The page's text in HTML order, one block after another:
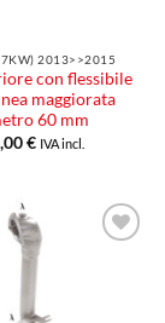
2013>>2015
con flessibile
maggiorata
60 mm
€ IVA incl.